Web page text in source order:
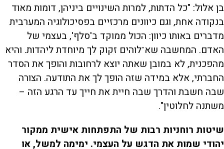
בן אלול: "כל הדתות, למרות השינויים ביניהן, דומות מאוד
בנקודה אחת, וגם כיוונים מרכזיים בפסיכולוגיה המערבית
מדברים באותו כיוון: הכול ממוקד ב'סלף', בעצמי של
האדם. המחשבה שא־לוהים זקוק לך מיוחדת ליהדות. והיא
מהפכנית, לא במובן שאתה יוצא לרחובות והופך את הסדר
החברתי, אלא במידה שזה הופך לך את התודעה. הצורה
שבה חשבת והדרך שבה חיית את חייך עד הרגע הזה –
משתנה לחלוטין".
שיטות רוחניות רבות של התפתחות אישית ממקור
יהודי שמות את הדגש על העצמי. ימימה למשל, או